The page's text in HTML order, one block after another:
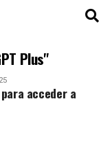
Plus"
acceder a